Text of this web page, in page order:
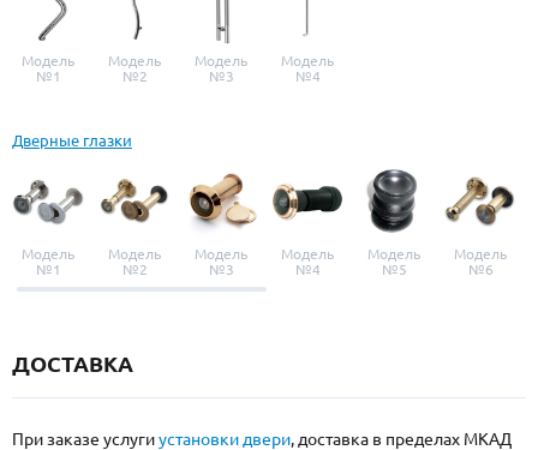
Модель
№1
Модель
№2
Модель
№3
Модель
№4
Дверные глазки
Модель
№1
Модель
№2
Модель
№3
Модель
№4
Модель
№5
Модель
№6
ДОСТАВКА
При заказе услугиустановки двери, доставка в пределах МКАД